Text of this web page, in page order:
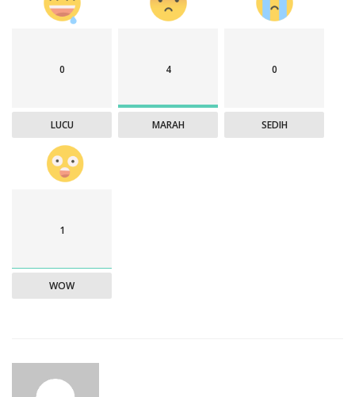
0
LUCU
4
MARAH
0
SEDIH
1
WOW